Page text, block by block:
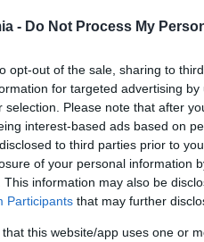
- Do Not Process My
opt-out of the sale, sharing to
for targeted advertising
selection. Please note that after
interest-based ads based on
to third parties prior to
of your personal information
This information may also be
Participants that may further
that this website/app uses one or